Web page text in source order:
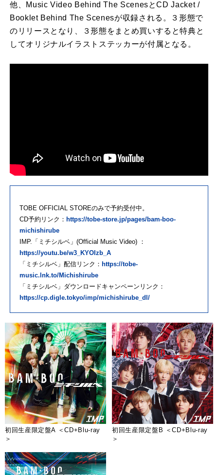
他、Music Video Behind The ScenesとCD Jacket /
Booklet Behind The Scenesが収録される。３形態で
のリリースとなり、３形態をまとめ買いすると特典と
してオリジナルイラストステッカーが付属となる。
TOBE OFFICIAL STOREのみで予約受付中。
CD予約リンク： https://tobe-store.jp/pages/bam-boo-
michishirube
IMP.「ミチシルベ」(Official Music Video) ：
https://youtu.be/w3_KYOIzb_A
「ミチシルベ」配信リンク： https://tobe-
music.lnk.to/Michishirube
「ミチシルベ」ダウンロードキャンペーンリンク：
https://cp.digle.tokyo/imp/michishirube_dl/
初回生産限定盤A ＜CD+Blu-ray
＞
初回生産限定盤B ＜CD+Blu-ray
＞